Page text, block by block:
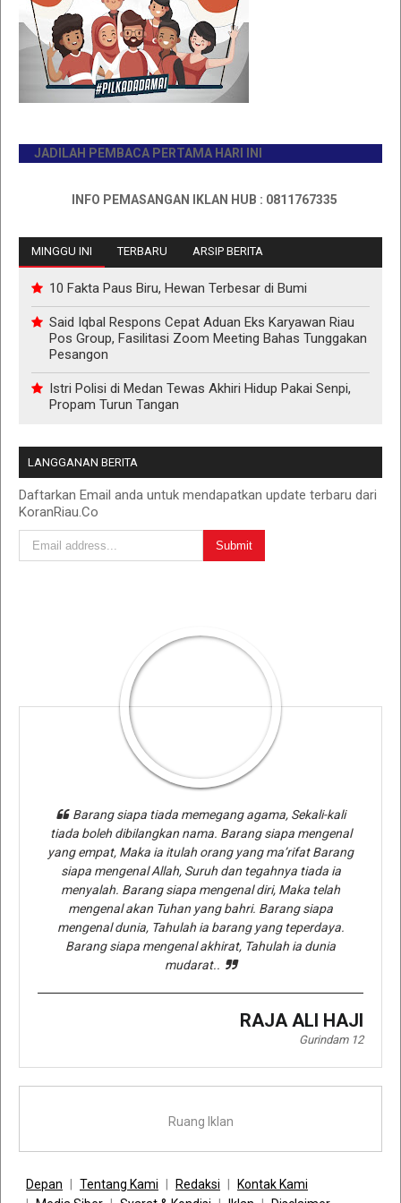
JADILAH PEMBACA PERTAMA HARI INI
INFO PEMASANGAN IKLAN HUB : 0811767335
MINGGU INI TERBARU ARSIP BERITA
10 Fakta Paus Biru, Hewan Terbesar di Bumi
Said Iqbal Respons Cepat Aduan Eks Karyawan Riau
Pos Group, Fasilitasi Zoom Meeting Bahas Tunggakan
Pesangon
Istri Polisi di Medan Tewas Akhiri Hidup Pakai Senpi,
Propam Turun Tangan
LANGGANAN BERITA
Daftarkan Email anda untuk mendapatkan update terbaru dari
KoranRiau.Co
Barang siapa tiada memegang agama, Sekali-kali
tiada boleh dibilangkan nama. Barang siapa mengenal
yang empat, Maka ia itulah orang yang ma’rifat Barang
siapa mengenal Allah, Suruh dan tegahnya tiada ia
menyalah. Barang siapa mengenal diri, Maka telah
mengenal akan Tuhan yang bahri. Barang siapa
mengenal dunia, Tahulah ia barang yang teperdaya.
Barang siapa mengenal akhirat, Tahulah ia dunia
mudarat..
RAJA ALI HAJI
Gurindam 12
Ruang Iklan
Depan Tentang Kami Redaksi
Kontak Kami